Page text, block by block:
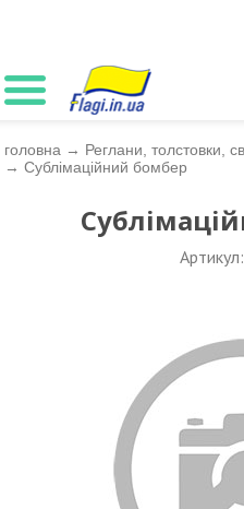
головна → Реглани, толстовки,
→Сублімаційний бомбер